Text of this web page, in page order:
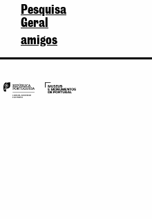
Pesquisa
Geral
amigos